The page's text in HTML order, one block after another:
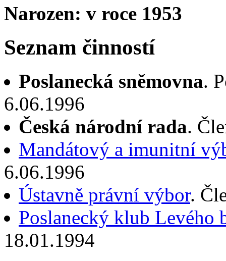
Narozen: v roce 1953
Seznam činností
Poslanecká sněmovna.
6.06.1996
Česká národní rada.
Mandátový a imunitní
6.06.1996
Ústavně právní výbor.
Poslanecký klub Levého
18.01.1994